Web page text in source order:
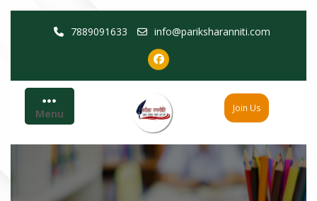
7889091633 info@pariksharanniti.com
Menu Join Us